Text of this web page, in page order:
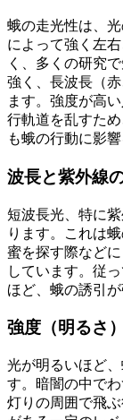
蛾の走光性は、
によって強く左
く、多くの研究
強く、長波長（
ます。強度が高
行軌道を乱すた
も蛾の行動に影
波長と紫外線
短波長光、特に
ります。これは
蜜を探す際など
しています。従
ほど、蛾の誘引が
強度（明るさ
光が明るいほど
す。暗闇の中で
灯りの周囲で飛